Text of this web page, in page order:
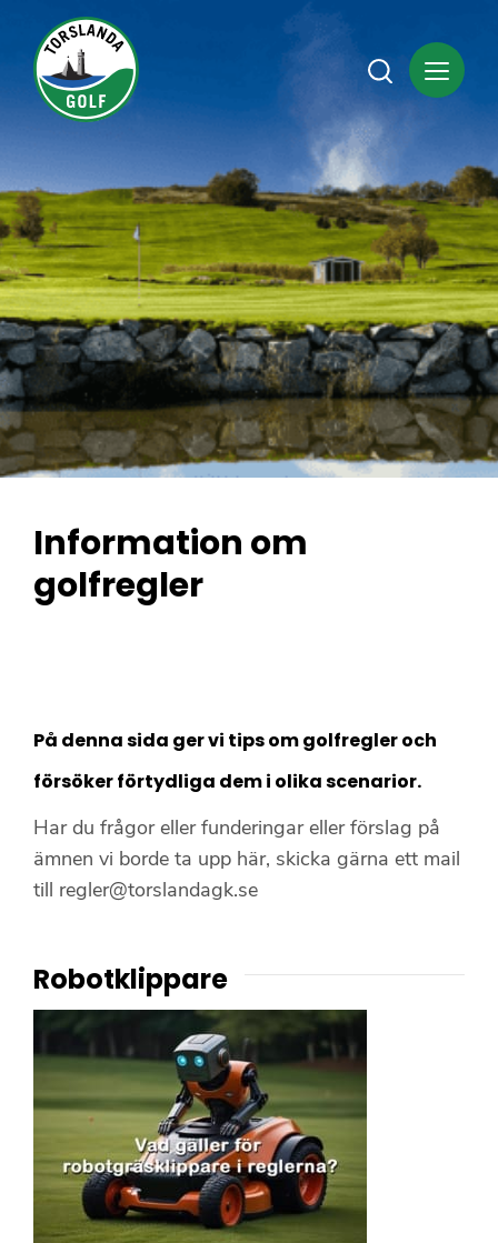
Information om
golfregler
På denna sida ger vi tips om golfregler och
försöker förtydliga dem i olika scenarior.
Har du frågor eller funderingar eller förslag på
ämnen vi borde ta upp här, skicka gärna ett mail
till regler@torslandagk.se
Robotklippare